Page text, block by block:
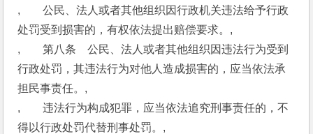
,　　公民、法人或者其他组织因行政机关违法给予行政
处罚受到损害的，有权依法提出赔偿要求。,
,　　第八条　公民、法人或者其他组织因违法行为受到
行政处罚，其违法行为对他人造成损害的，应当依法承
担民事责任。,
,　　违法行为构成犯罪，应当依法追究刑事责任的，不
得以行政处罚代替刑事处罚。,